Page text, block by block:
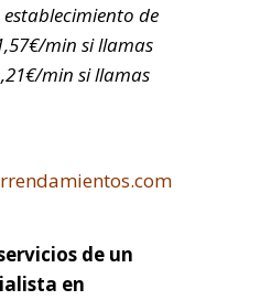
de
min si llamas
min si llamas
de un
en